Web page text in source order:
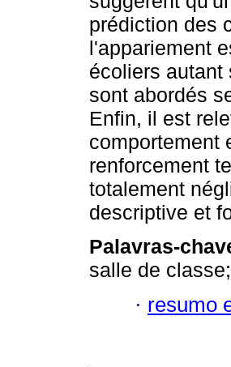
prédiction des
l'appariement
écoliers autant
sont abordés
Enfin, il est
comportement
renforcement
totalement
descriptive et
Palavras-
salle de
· resumo